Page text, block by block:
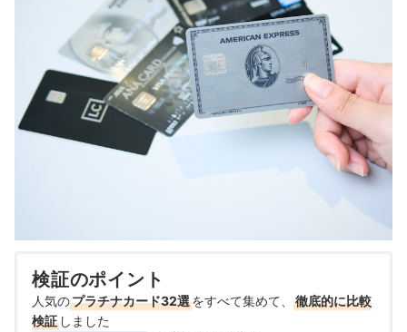
検証のポイント
人気のプラチナカード32選をすべて集めて、
徹底的に比較
検証 しました